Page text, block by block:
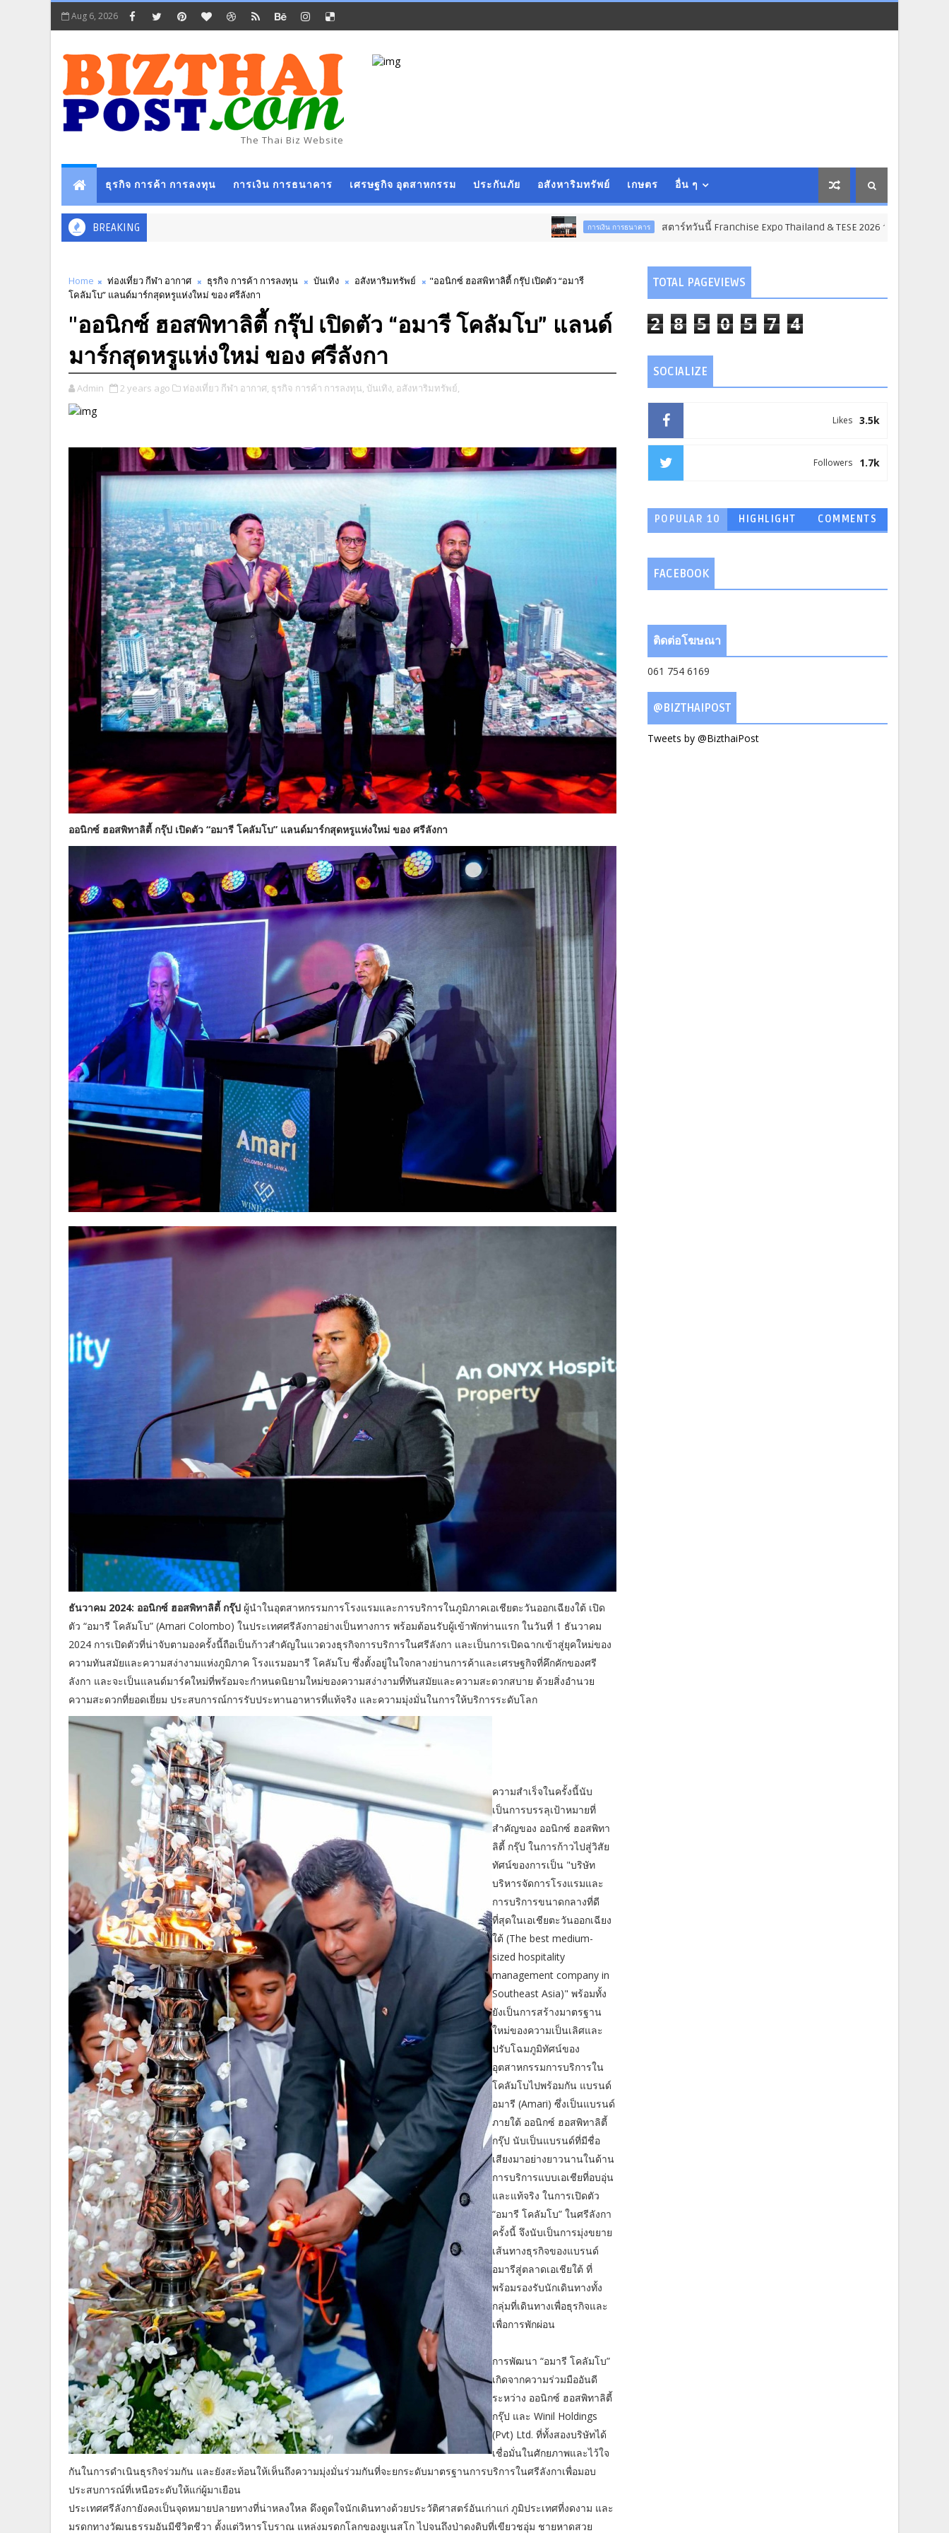
Aug 6, 2026
The Thai Biz Website
ธุรกิจ การค้า การลงทุน การเงิน การธนาคาร เศรษฐกิจ อุตสาหกรรม ประกันภัย อสังหาริมทรัพย์ เกษตร อื่น ๆ
BREAKING การเงิน การธนาคาร สตาร์ทวันนี้ Franchise Expo Thailand & TESE 2026 วัน ธุรกิจ การค้า การลง
Home ท่องเที่ยว กีฬา อากาศ ธุรกิจ การค้า การลงทุน บันเทิง อสังหาริมทรัพย์
"ออนิกซ์ ฮอสพิทาลิตี้ กรุ๊ป เปิดตัว “อมารี
โคลัมโบ” แลนด์มาร์กสุดหรูแห่งใหม่ ของ ศรีลังกา
"ออนิกซ์ ฮอสพิทาลิตี้ กรุ๊ป เปิดตัว “อมารี โคลัมโบ” แลนด์
มาร์กสุดหรูแห่งใหม่ ของ ศรีลังกา
Admin 2 years ago ท่องเที่ยว กีฬา อากาศ, ธุรกิจ การค้า การลงทุน, บันเทิง, อสังหาริมทรัพย์,
ออนิกซ์ ฮอสพิทาลิตี้ กรุ๊ป เปิดตัว “อมารี โคลัมโบ” แลนด์มาร์กสุดหรูแห่งใหม่ ของ ศรีลังกา
ธันวาคม 2024: ออนิกซ์ ฮอสพิทาลิตี้ กรุ๊ป ผู้นำในอุตสาหกรรมการโรงแรมและการบริการในภูมิภาคเอเชียตะวันออกเฉียงใต้ เปิด
ตัว “อมารี โคลัมโบ” (Amari Colombo) ในประเทศศรีลังกาอย่างเป็นทางการ พร้อมต้อนรับผู้เข้าพักท่านแรก ในวันที่ 1 ธันวาคม
2024 การเปิดตัวที่น่าจับตามองครั้งนี้ถือเป็นก้าวสำคัญในแวดวงธุรกิจการบริการในศรีลังกา และเป็นการเปิดฉากเข้าสู่ยุคใหม่ของ
ความทันสมัยและความสง่างามแห่งภูมิภาค โรงแรมอมารี โคลัมโบ ซึ่งตั้งอยู่ในใจกลางย่านการค้าและเศรษฐกิจที่คึกคักของศรี
ลังกา และจะเป็นแลนด์มาร์คใหม่ที่พร้อมจะกำหนดนิยามใหม่ของความสง่างามที่ทันสมัยและความสะดวกสบาย ด้วยสิ่งอำนวย
ความสะดวกที่ยอดเยี่ยม ประสบการณ์การรับประทานอาหารที่แท้จริง และความมุ่งมั่นในการให้บริการระดับโลก
ความสำเร็จในครั้งนี้นับ
เป็นการบรรลุเป้าหมายที่
สำคัญของ ออนิกซ์ ฮอสพิทา
ลิตี้ กรุ๊ป ในการก้าวไปสู่วิสัย
ทัศน์ของการเป็น "บริษัท
บริหารจัดการโรงแรมและ
การบริการขนาดกลางที่ดี
ที่สุดในเอเชียตะวันออกเฉียง
ใต้ (The best medium-
sized hospitality
management company in
Southeast Asia)" พร้อมทั้ง
ยังเป็นการสร้างมาตรฐาน
ใหม่ของความเป็นเลิศและ
ปรับโฉมภูมิทัศน์ของ
อุตสาหกรรมการบริการใน
โคลัมโบไปพร้อมกัน แบรนด์
อมารี (Amari) ซึ่งเป็นแบรนด์
ภายใต้ ออนิกซ์ ฮอสพิทาลิตี้
กรุ๊ป นับเป็นแบรนด์ที่มีชื่อ
เสียงมาอย่างยาวนานในด้าน
การบริการแบบเอเชียที่อบอุ่น
และแท้จริง ในการเปิดตัว
“อมารี โคลัมโบ” ในศรีลังกา
ครั้งนี้ จึงนับเป็นการมุ่งขยาย
เส้นทางธุรกิจของแบรนด์
อมารีสู่ตลาดเอเชียใต้ ที่
พร้อมรองรับนักเดินทางทั้ง
กลุ่มที่เดินทางเพื่อธุรกิจและ
เพื่อการพักผ่อน
การพัฒนา “อมารี โคลัมโบ”
เกิดจากความร่วมมืออันดี
ระหว่าง ออนิกซ์ ฮอสพิทาลิตี้
กรุ๊ป และ Winil Holdings
(Pvt) Ltd. ที่ทั้งสองบริษัทได้
เชื่อมั่นในศักยภาพและไว้ใจ
กันในการดำเนินธุรกิจร่วมกัน และยังสะท้อนให้เห็นถึงความมุ่งมั่นร่วมกันที่จะยกระดับมาตรฐานการบริการในศรีลังกาเพื่อมอบ
ประสบการณ์ที่เหนือระดับให้แก่ผู้มาเยือน
ประเทศศรีลังกายังคงเป็นจุดหมายปลายทางที่น่าหลงใหล ดึงดูดใจนักเดินทางด้วยประวัติศาสตร์อันเก่าแก่ ภูมิประเทศที่งดงาม และ
มรดกทางวัฒนธรรมอันมีชีวิตชีวา ตั้งแต่วิหารโบราณ แหล่งมรดกโลกของยูเนสโก ไปจนถึงป่าดงดิบที่เขียวชอุ่ม ชายหาดสวย
TOTAL PAGEVIEWS
2 8 5 0 5 7 4
SOCIALIZE
3.5k
Likes
1.7k
Followers
POPULAR 10 HIGHLIGHT COMMENTS
FACEBOOK
ติดต่อโฆษณา
061 754 6169
@BIZTHAIPOST
Tweets by @BizthaiPost